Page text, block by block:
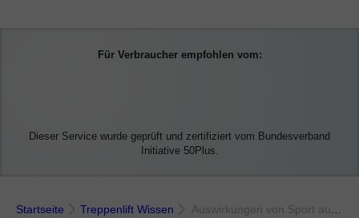
Für Verbraucher empfohlen vom:
Dieser Service wurde geprüft und zertifiziert vom Bundesverband
Initiative 50Plus.
Startseite Treppenlift Wissen Auswirkungen von Sport auf das Immunsystem